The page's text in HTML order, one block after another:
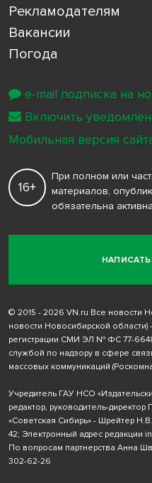
Рекламодателям
Вакансии
Погода
16+
При полном или
материалов,
обязательна
© 2015 - 2026 VN.ru Все новости
новости Новосибирской
регистрации СМИ ЭЛ № ФС 77-
службой по надзору в сфере
массовых коммуникаций
Учредитель ГАУ НСО
редактор, руководитель-
«Советская Сибирь» - Шрейтер
42; Электронный адрес редакции
По вопросам партнерства Анна
302-62-26
e-mail подписка на
Включить
Мобильная версия